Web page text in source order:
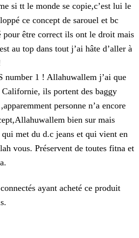
si tt le monde se copie,c’est lui le
ce concept de sarouel et bc
pour être correct ils ont le droit mais
au top dans tout j’ai hâte d’aller à
number 1 ! Allahuwallem j’ai que
Californie, ils portent des baggy
personne n’a encore
bien sur mais
met du d.c jeans et qui vient en
vous. Préservent de toutes fitna et
ayant acheté ce produit